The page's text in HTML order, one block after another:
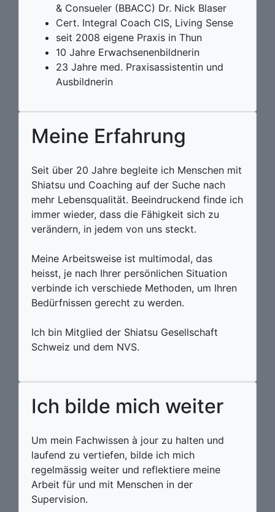
& Consueler (BBACC) Dr. Nick Blaser
Cert. Integral Coach CIS, Living Sense
seit 2008 eigene Praxis in Thun
10 Jahre Erwachsenenbildnerin
23 Jahre med. Praxisassistentin und
Ausbildnerin
Meine Erfahrung
Seit über 20 Jahre begleite ich Menschen mit
Shiatsu und Coaching auf der Suche nach
mehr Lebensqualität. Beeindruckend finde ich
immer wieder, dass die Fähigkeit sich zu
verändern, in jedem von uns steckt.
Meine Arbeitsweise ist multimodal, das
heisst, je nach Ihrer persönlichen Situation
verbinde ich verschiede Methoden, um Ihren
Bedürfnissen gerecht zu werden.
Ich bin Mitglied der Shiatsu Gesellschaft
Schweiz und dem NVS.
Ich bilde mich weiter
Um mein Fachwissen à jour zu halten und
laufend zu vertiefen, bilde ich mich
regelmässig weiter und reflektiere meine
Arbeit für und mit Menschen in der
Supervision.